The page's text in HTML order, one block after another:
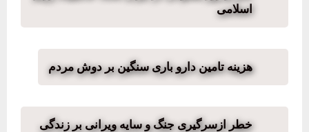
اسلامی
هزینه تامین دارو باری سنگین بر دوش مردم
خطر ازسرگیری جنگ و سایه ویرانی بر زندگی